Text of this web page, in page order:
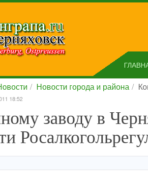
Новости города и района
18:52
заводу в